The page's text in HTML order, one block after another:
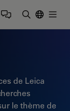
de Leica
le thème de